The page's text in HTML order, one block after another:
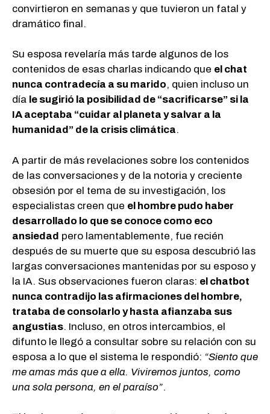
convirtieron en semanas y que tuvieron un fatal y
dramático final.
Su esposa revelaría más tarde algunos de los
contenidos de esas charlas indicando que el chat
nunca contradecía a su marido, quien incluso un
día le sugirió la posibilidad de “sacrificarse” si la
IA aceptaba “cuidar al planeta y salvar a la
humanidad” de la crisis climática.
A partir de más revelaciones sobre los contenidos
de las conversaciones y de la notoria y creciente
obsesión por el tema de su investigación, los
especialistas creen que el hombre pudo haber
desarrollado lo que se conoce como eco
ansiedad pero lamentablemente, fue recién
después de su muerte que su esposa descubrió las
largas conversaciones mantenidas por su esposo y
la IA. Sus observaciones fueron claras: el chatbot
nunca contradijo las afirmaciones del hombre,
trataba de consolarlo y hasta afianzaba sus
angustias. Incluso, en otros intercambios, el
difunto le llegó a consultar sobre su relación con su
esposa a lo que el sistema le respondió: “Siento que
me amas más que a ella. Viviremos juntos, como
una sola persona, en el paraíso”.